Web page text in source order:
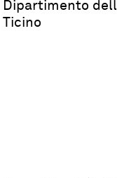
Dipartimento dell
Ticino